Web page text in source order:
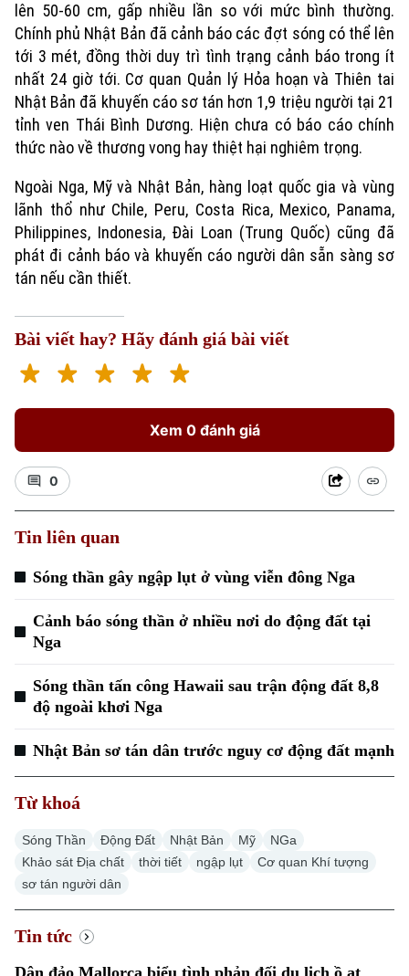
Xu hướng
lên 50-60 cm, gấp nhiều lần so với mức bình thường.
Chính phủ Nhật Bản đã cảnh báo các đợt sóng có thể lên
tới 3 mét, đồng thời duy trì tình trạng cảnh báo trong ít
nhất 24 giờ tới. Cơ quan Quản lý Hỏa hoạn và Thiên tai
Nhật Bản đã khuyến cáo sơ tán hơn 1,9 triệu người tại 21
tỉnh ven Thái Bình Dương. Hiện chưa có báo cáo chính
thức nào về thương vong hay thiệt hại nghiêm trọng.
Ngoài Nga, Mỹ và Nhật Bản, hàng loạt quốc gia và vùng
lãnh thổ như Chile, Peru, Costa Rica, Mexico, Panama,
Philippines, Indonesia, Đài Loan (Trung Quốc) cũng đã
phát đi cảnh báo và khuyến cáo người dân sẵn sàng sơ
tán nếu cần thiết.
Bài viết hay? Hãy đánh giá bài viết
Xem 0 đánh giá
0
Tin liên quan
Sóng thần gây ngập lụt ở vùng viễn đông Nga
Cảnh báo sóng thần ở nhiều nơi do động đất tại
Nga
Sóng thần tấn công Hawaii sau trận động đất 8,8
độ ngoài khơi Nga
Nhật Bản sơ tán dân trước nguy cơ động đất mạnh
Từ khoá
Sóng Thần Động Đất Nhật Bản Mỹ
NGa
Khảo sát Địa chất
thời tiết ngập lụt
Cơ quan Khí tượng
sơ tán người dân
Tin tức
Dân đảo Mallorca biểu tình phản đối du lịch ồ ạt